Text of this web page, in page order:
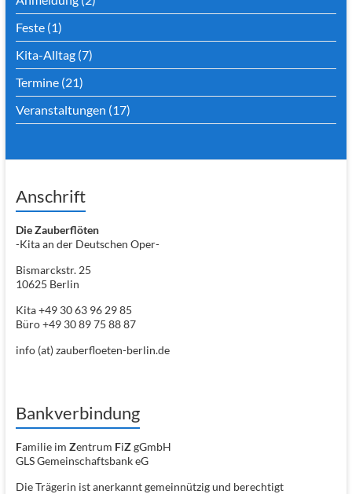
Feste(1)
Kita-Alltag(7)
Termine(21)
Veranstaltungen (17)
Anschrift
Die Zauberflöten
-Kita an der Deutschen Oper-
Bismarckstr. 25
10625 Berlin
Kita +49 30 63 96 29 85
Büro +49 30 89 75 88 87
info (at) zauberfloeten-berlin.de
Bankverbindung
Familie im Zentrum FiZgGmbH
GLS Gemeinschaftsbank eG
Die Trägerin ist anerkannt gemeinnützig und berechtigt